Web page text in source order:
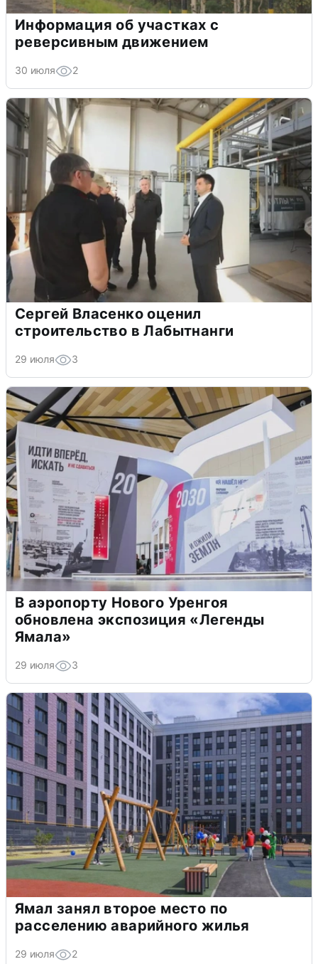
Информация об участках с
реверсивным движением
30 июля 2
Сергей Власенко оценил
строительство в Лабытнанги
29 июля 3
В аэропорту Нового Уренгоя
обновлена экспозиция «Легенды
Ямала»
29 июля 3
Ямал занял второе место по
расселению аварийного жилья
29 июля 2